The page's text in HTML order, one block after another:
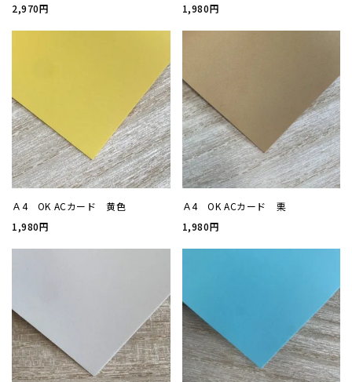
カー
ステ
カレ
案内
ウィ
2,970円
1,980円
Ａ4 OK ACカード 黄色
1,980円
Ａ4 OK ACカード 栗
1,980円